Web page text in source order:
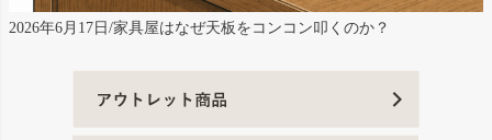
2026年6月17日/家具屋はなぜ天板をコンコン叩くのか？